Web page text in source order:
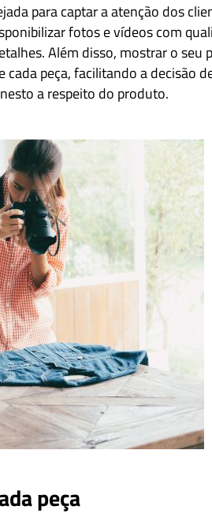
para captar a atenção dos
fotos e vídeos com
Além disso, mostrar o
peça, facilitando a decisão
a respeito do produto.
peça